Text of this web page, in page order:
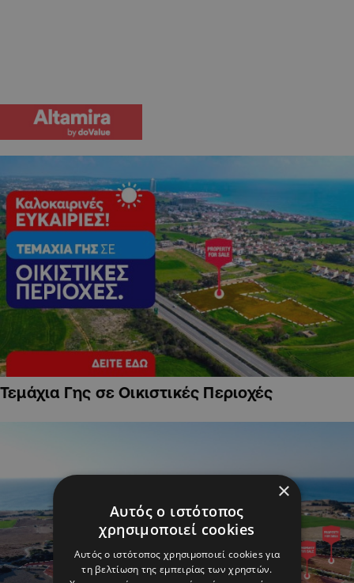
Τεμάχια Γης σε Οικιστικές Περιοχές
×
Αυτός ο ιστότοπος
χρησιμοποιεί cookies
Αυτός ο ιστότοπος χρησιμοποιεί cookies για
τη βελτίωση της εμπειρίας των χρηστών.